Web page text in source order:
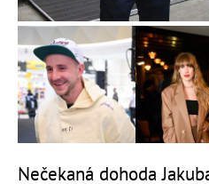
Nečekaná dohoda